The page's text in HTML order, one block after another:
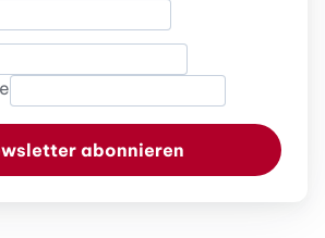
abonnieren